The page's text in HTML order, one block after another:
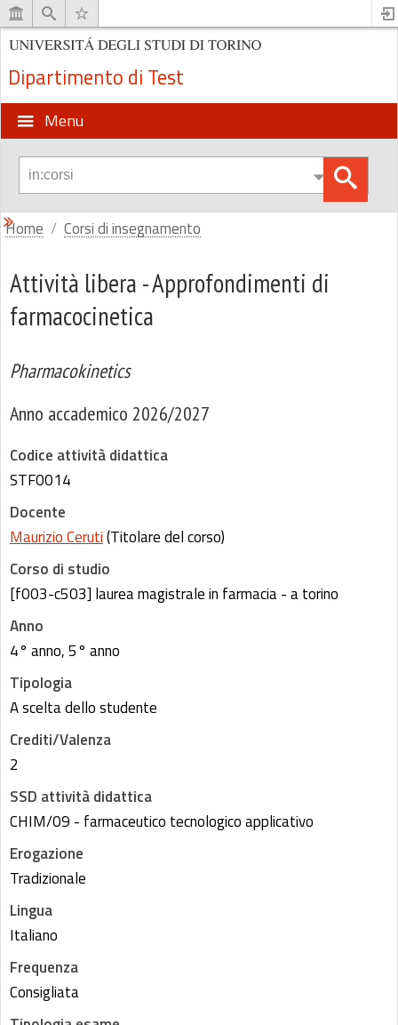
Dipartimento di Test
Menu
Home Corsi di insegnamento
Attività libera - Approfondimenti di
farmacocinetica
Pharmacokinetics
Anno accademico 2026/2027
Codice attività didattica
STF0014
Docente
Maurizio Ceruti(Titolare del corso)
Corso di studio
[f003-c503] laurea magistrale in farmacia - a torino
Anno
4° anno, 5° anno
Tipologia
A scelta dello studente
Crediti/Valenza
2
SSD attività didattica
CHIM/09 - farmaceutico tecnologico applicativo
Erogazione
Tradizionale
Lingua
Italiano
Frequenza
Consigliata